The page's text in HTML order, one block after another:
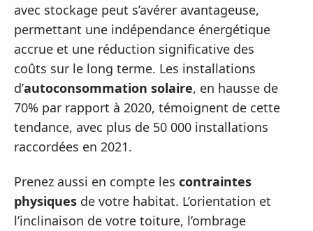
avec stockage peut s’avérer avantageuse,
permettant une indépendance énergétique
accrue et une réduction significative des
coûts sur le long terme. Les installations
d’autoconsommation solaire, en hausse de
70% par rapport à 2020, témoignent de cette
tendance, avec plus de 50 000 installations
raccordées en 2021.
Prenez aussi en compte les contraintes
physiques de votre habitat. L’orientation et
l’inclinaison de votre toiture, l’ombrage